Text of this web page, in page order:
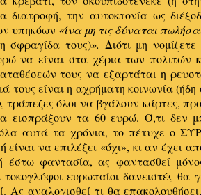
διατροφή, την αυτοκτονία ως
υπηκόων «ίνα μη τις δύναται
σφραγίδα τους)». Διότι μη
να είναι στα χέρια των πολιτών
τους να εξαρτάται η
τους είναι η αχρήματη κοινωνία
τράπεζες όλοι να βγάλουν κάρτες,
εισπράξουν τα 60 ευρώ. Ό,τι δεν
όλα αυτά τα χρόνια, το πέτυχε ο
είναι να επιλέξει «όχι», κι αν έχει
έστω φαντασία, ας φαντασθεί
τοκογλύφοι ευρωπαίοι δανειστές θα
Ας αναλογισθεί τι θα